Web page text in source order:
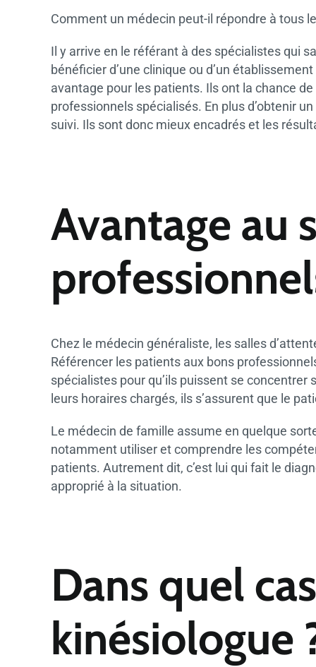
Comment un médecin peut-il répondre à tous
Il y arrive en le référant à des spécialistes qui
bénéficier d’une clinique ou d’un
avantage pour les patients. Ils ont la chance
professionnels spécialisés. En plus d’obtenir
suivi. Ils sont donc mieux encadrés et les
Avantage au
Chez le médecin généraliste, les salles
Référencer les patients aux bons
spécialistes pour qu’ils puissent se concentrer
leurs horaires chargés, ils s’assurent que le
Le médecin de famille assume en quelque
notamment utiliser et comprendre les
patients. Autrement dit, c’est lui qui fait le
approprié à la situation.
Dans quel
kinésiologue